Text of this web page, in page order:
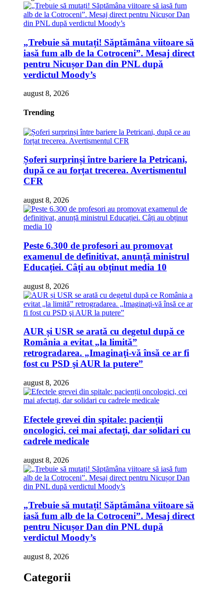
„Trebuie să mutați! Săptămâna viitoare să
iasă fum alb de la Cotroceni”. Mesaj direct
pentru Nicușor Dan din PNL după
verdictul Moody’s
august 8, 2026
Trending
Șoferi surprinși între bariere la Petricani,
după ce au forțat trecerea. Avertismentul
CFR
august 8, 2026
Peste 6.300 de profesori au promovat
examenul de definitivat, anunță ministrul
Educației. Câți au obținut media 10
august 8, 2026
AUR și USR se arată cu degetul după ce
România a evitat „la limită”
retrogradarea. „Imaginaţi-vă însă ce ar fi
fost cu PSD şi AUR la putere”
august 8, 2026
Efectele grevei din spitale: pacienții
oncologici, cei mai afectați, dar solidari cu
cadrele medicale
august 8, 2026
„Trebuie să mutați! Săptămâna viitoare să
iasă fum alb de la Cotroceni”. Mesaj direct
pentru Nicușor Dan din PNL după
verdictul Moody’s
august 8, 2026
Categorii